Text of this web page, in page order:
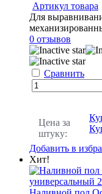
Артикул товара
Для
0 отзывов
Сравнить
Цена за
штуку:
Добавить в
Хит!